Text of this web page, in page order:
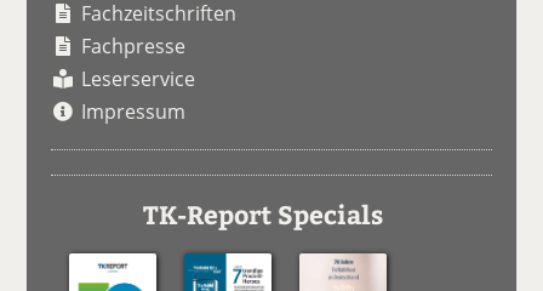
Fachzeitschriften
Fachpresse
Leserservice
Impressum
TK-Report Specials